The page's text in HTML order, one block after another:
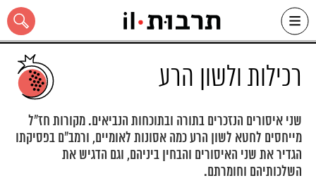
Skip
content
כל האתר
רכילות ולשון הרע
שני איסורים הנזכרים בתורה ובתוכחות הנביאים. מקורות חז"ל
מייחסים לחטא לשון הרע כמה אסונות לאומיים, ורמב"ם בפסיקתו
הגדיר את שני האיסורים והבחין ביניהם, וגם הדגיש את
השלכותיהם וחומרתם.